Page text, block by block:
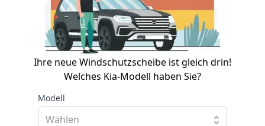
Ihre neue Windschutzscheibe ist gleich drin!
Welches Kia-Modell haben Sie?
Modell